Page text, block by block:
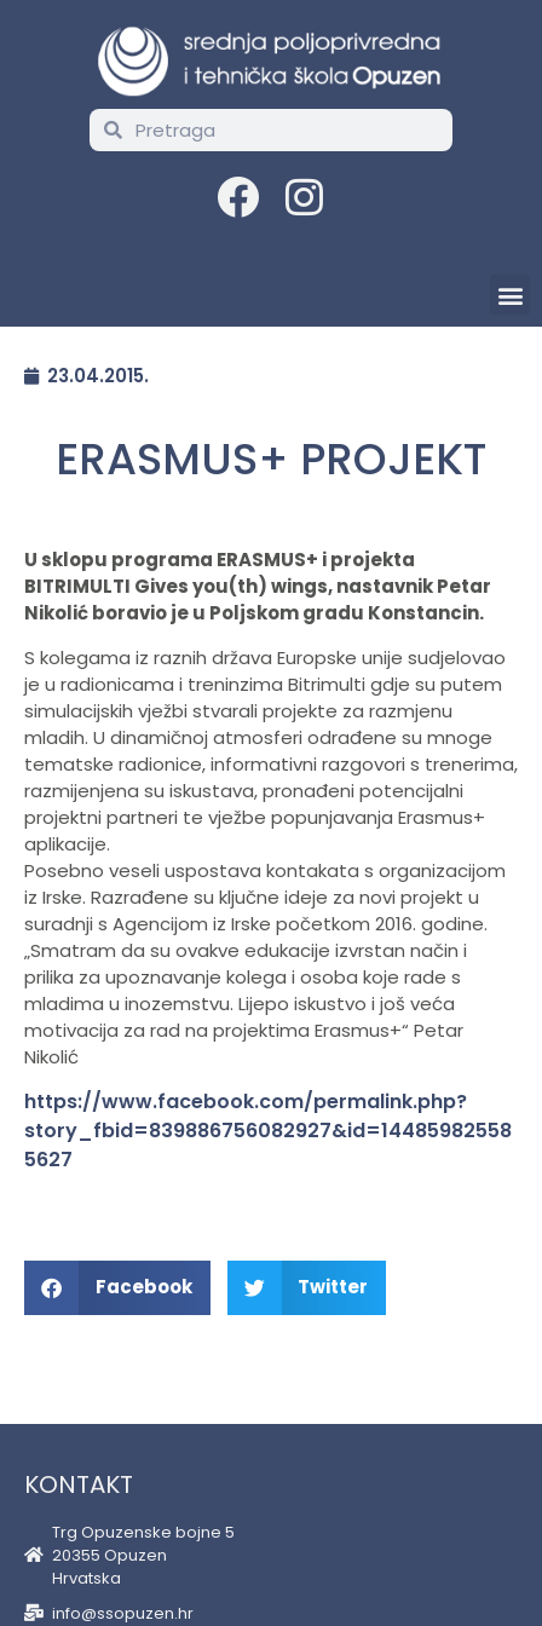
23.04.2015.
ERASMUS+ PROJEKT
U sklopu programa ERASMUS+ i projekta
BITRIMULTI Gives you(th) wings, nastavnik Petar
Nikolić boravio je u Poljskom gradu Konstancin.
S kolegama iz raznih država Europske unije sudjelovao
je u radionicama i treninzima Bitrimulti gdje su putem
simulacijskih vježbi stvarali projekte za razmjenu
mladih. U dinamičnoj atmosferi odrađene su mnoge
tematske radionice, informativni razgovori s trenerima,
razmijenjena su iskustava, pronađeni potencijalni
projektni partneri te vježbe popunjavanja Erasmus+
aplikacije.
Posebno veseli uspostava kontakata s organizacijom
iz Irske. Razrađene su ključne ideje za novi projekt u
suradnji s Agencijom iz Irske početkom 2016. godine.
„Smatram da su ovakve edukacije izvrstan način i
prilika za upoznavanje kolega i osoba koje rade s
mladima u inozemstvu. Lijepo iskustvo i još veća
motivacija za rad na projektima Erasmus+“ Petar
Nikolić
https://www.facebook.com/permalink.php?
story_fbid=839886756082927&id=14485982558
5627
Facebook Twitter
KONTAKT
Trg Opuzenske bojne 5
20355 Opuzen
Hrvatska
info@ssopuzen.hr